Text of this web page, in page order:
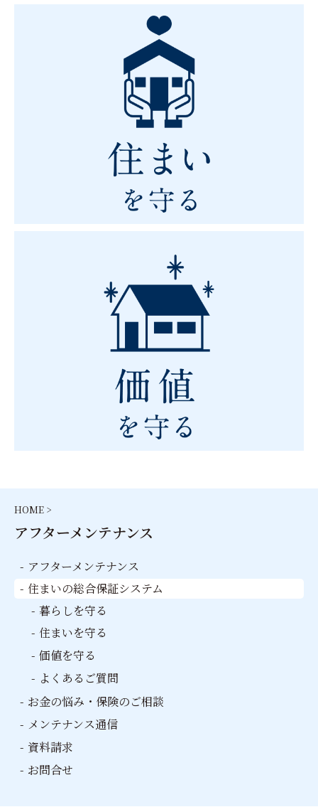
HOME >
アフターメンテナンス
アフターメンテナンス
住まいの総合保証システム
暮らしを守る
住まいを守る
価値を守る
よくあるご質問
お金の悩み・保険のご相談
メンテナンス通信
資料請求
お問合せ